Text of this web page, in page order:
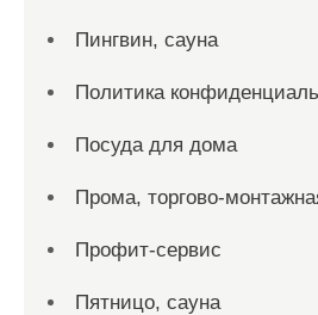
Пингвин, сауна
Политика
Посуда для дома
Прома, торгово-
Профит-сервис
Пятницо, сауна